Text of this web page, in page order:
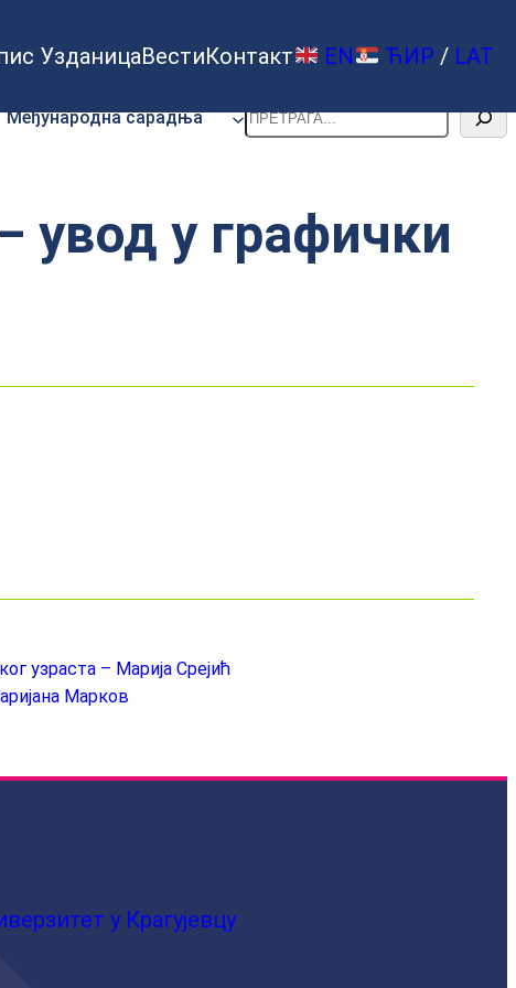
УзданицаВестиКонтакт EN ЋИР / LAT
Међународна сарадња Претрага
увод у графички
узраста – Марија Срејић
Марков
у Крагујевцу